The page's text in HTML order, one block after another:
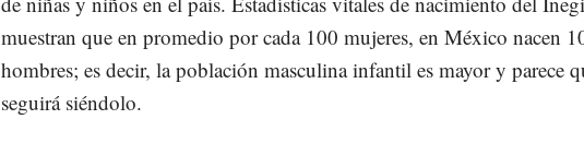
muestran que en promedio por cada 100 mujeres, en México nacen
hombres; es decir, la población masculina infantil es mayor y parece
seguirá siéndolo.